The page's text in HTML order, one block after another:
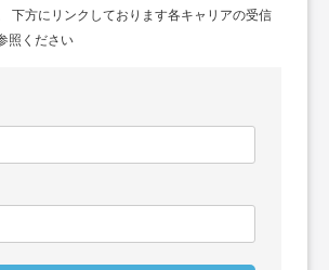
下方にリンクしております各キャリアの受信
照ください